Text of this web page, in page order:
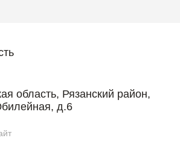
область, Рязанский район,
д.6